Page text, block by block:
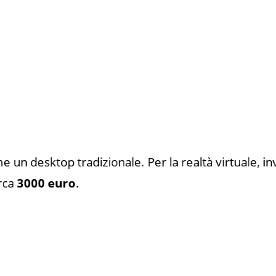
un desktop tradizionale. Per la realtà virtuale,
3000 euro.